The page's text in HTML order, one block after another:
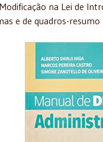
na Lei de
e de quadros-